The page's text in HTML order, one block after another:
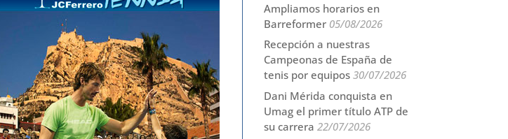
Ampliamos horarios en
Barreformer 05/08/2026
Recepción a nuestras
Campeonas de España de
tenis por equipos 30/07/2026
Dani Mérida conquista en
Umag el primer título ATP de
su carrera 22/07/2026